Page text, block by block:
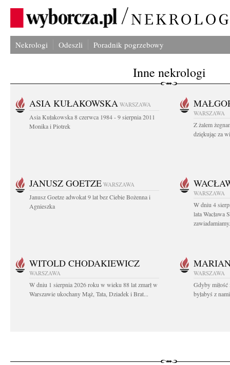
Nekrologi Odeszli Poradnik pogrzebowy
Inne nekrologi
ASIA KUŁAKOWSKA WARSZAWA
Asia Kułakowska 8 czerwca 1984 - 9 sierpnia 2011
Monika i Piotrek
WARSZAWA
Z żalem
dziękując za
JANUSZ GOETZE WARSZAWA
Janusz Goetze adwokat 9 lat bez Ciebie Bożenna i
Agnieszka
WARSZAWA
W dniu 4
lata Wacława
WITOLD CHODAKIEWICZ
WARSZAWA
W dniu 1 sierpnia 2026 roku w wieku 88 lat zmarł w
Warszawie ukochany Mąż, Tata, Dziadek i Brat...
WARSZAWA
Gdyby miłość
byłabyś z